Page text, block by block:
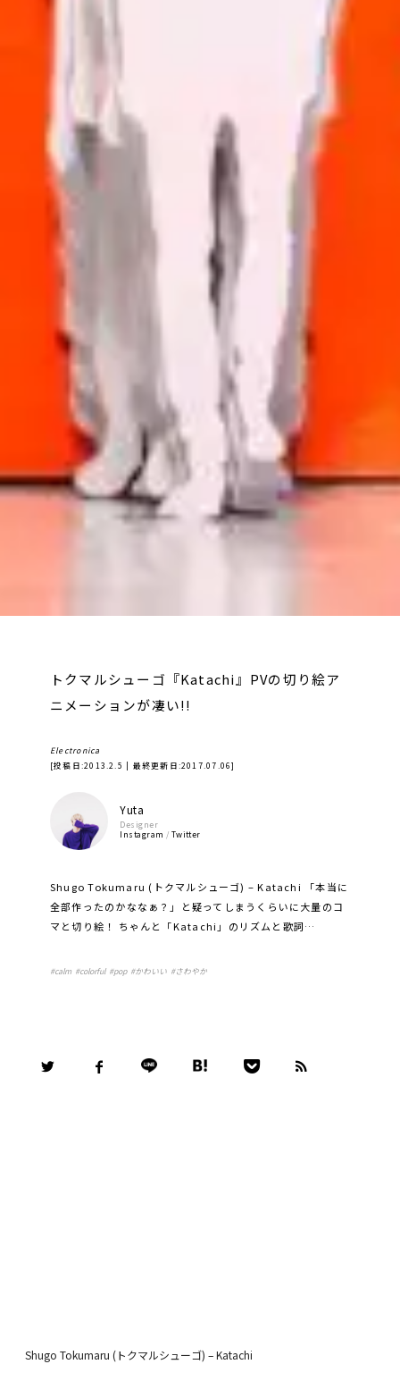
トクマルシューゴ『Katachi』PVの切り絵ア
ニメーションが凄い!!
Electronica
[投稿日:2013.2.5 | 最終更新日:2017.07.06]
Yuta
Designer
Instagram / Twitter
Shugo Tokumaru (トクマルシューゴ) – Katachi 「本当に
全部作ったのかななぁ？」と疑ってしまうくらいに大量のコ
マと切り絵！ ちゃんと「Katachi」のリズムと歌詞…
#calm #colorful#pop#かわいい #さわやか
Shugo Tokumaru (トクマルシューゴ) – Katachi